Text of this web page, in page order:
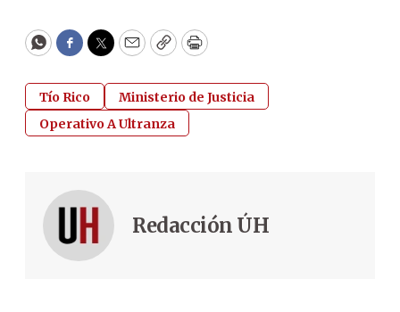
WhatsApp
Facebook
Twitter
EmailCopyPrint
Tío Rico
Ministerio de Justicia
Operativo A Ultranza
Redacción ÚH